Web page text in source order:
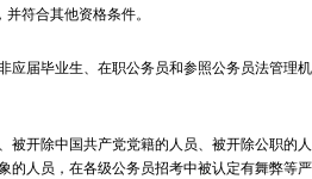
符合其他资格条件。
届毕业生、在职公务员和参照公务员法管理机
开除中国共产党党籍的人员、被开除公职的人
的人员，在各级公务员招考中被认定有舞弊等严